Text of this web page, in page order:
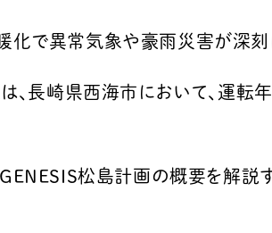
化で異常気象や豪雨災害が深刻
、長崎県西海市において、運
松島計画の概要を解説す